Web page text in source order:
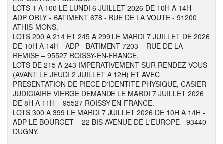
LOTS 1 A 100 LE LUNDI 6 JUILLET 2026 DE 10H A 14H -
ADP ORLY - BATIMENT 678 - RUE DE LA VOUTE - 91200
ATHIS-MONS.
LOTS 200 A 214 ET 245 A 299 LE MARDI 7 JUILLET DE 2026
DE 10H A 14H - ADP - BATIMENT 7203 – RUE DE LA
REMISE – 95527 ROISSY-EN-FRANCE.
LOTS DE 215 A 243 IMPERATIVEMENT SUR RENDEZ-VOUS
(AVANT LE JEUDI 2 JUILLET A 12H) ET AVEC
PRESENTATION DE PIECE D'IDENTITE PHYSIQUE, CASIER
JUDICIAIRE VIERGE DEMANDE LE MARDI 7 JUILLET 2026
DE 8H A 11H – 95527 ROISSY-EN-FRANCE.
LOTS 300 A 399 LE MARDI 7 JUILLET 2026 DE 10H A 14H -
ADP LE BOURGET – 22 BIS AVENUE DE L'EUROPE - 93440
DUGNY.